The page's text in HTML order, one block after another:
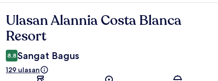
Ulasan
Ulasan Alannia Costa Blanca
Resort
8,8 Sangat Bagus
129 ulasan